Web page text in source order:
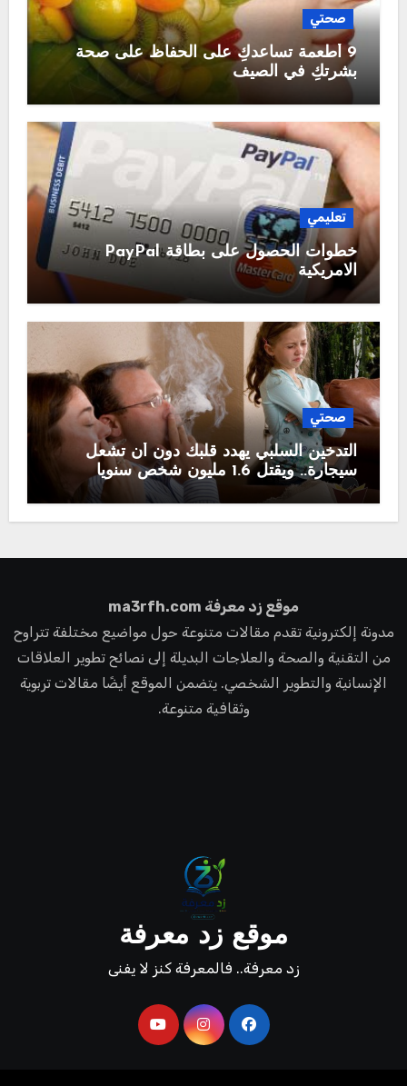
صحتي
9 أطعمة تساعدكِ على الحفاظ على صحة
بشرتكِ في الصيف
تعليمي
خطوات الحصول على بطاقة PayPal
الامريكية
صحتي
التدخين السلبي يهدد قلبك دون أن تشعل
سيجارة.. ويقتل 1.6 مليون شخص سنويا
موقع زد معرفة ma3rfh.com
مدونة إلكترونية تقدم مقالات متنوعة حول مواضيع مختلفة تتراوح
من التقنية والصحة والعلاجات البديلة إلى نصائح تطوير العلاقات
الإنسانية والتطوير الشخصي. يتضمن الموقع أيضًا مقالات تربوية
وثقافية متنوعة.
موقع زد معرفة
زد معرفة.. فالمعرفة كنز لا يفنى